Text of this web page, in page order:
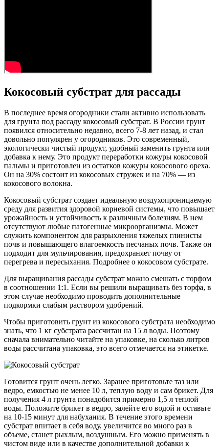
Кокосовый субстрат для рассады
В последнее время огородники стали активно использовать
для грунта под рассаду кокосовый субстрат. В России грунт
появился относительно недавно, всего 7-8 лет назад, и стал
довольно популярен у огородников. Это современный,
экологически чистый продукт, удобный заменить грунта или
добавка к нему. Это продукт переработки кожуры кокосовой
пальмы и приготовлен из остатков кожуры кокосового ореха.
Он на 30% состоит из кокосовых стружек и на 70% — из
кокосового волокна.
Кокосовый субстрат создает идеальную воздухопроницаемую
среду для развития здоровой корневой системы, что повышает
урожайность и устойчивость к различным болезням. В нем
отсутствуют любые патогенные микроорганизмы. Может
служить компонентом для разрыхления тяжелых глинисты
почв и повышающего влагоемкость песчаных почв. Также он
подходит для мульчирования, предохраняет почву от
перегрева и пересыхания. Подробнее о кокосовом субстрате.
Для выращивания рассады субстрат можно смешать с торфом
в соотношении 1:1. Если вы решили выращивать без торфа, в
этом случае необходимо проводить дополнительные
подкормки слабым раствором удобрений.
Чтобы приготовить грунт из кокосового субстрата необходимо
знать, что 1 кг субстрата рассчитан на 15 л воды. Поэтому
сначала внимательно читайте на упаковке, на сколько литров
воды рассчитана упаковка, это всего отмечается на этикетке.
Готовится грунт очень легко. Заранее приготовьте таз или
ведро, емкостью не менее 10 л, теплую воду и сам брикет. Для
получения 4 л грунта понадобится примерно 1,5 л теплой
воды. Положите брикет в ведро, залейте его водой и оставьте
на 10-15 минут для набухания. В течение этого времени
субстрат впитает в себя воду, увеличится во много раз в
объеме, станет рыхлым, воздушным. Его можно применять в
чистом виде или в качестве дополнительной добавки к